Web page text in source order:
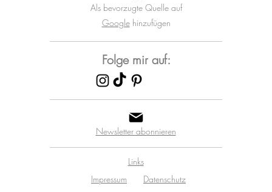
Als bevorzugte Quelle auf
Googlehinzufügen
Folge mir auf:
Newsletter abonnieren
Links
Impressum
Datenschutz